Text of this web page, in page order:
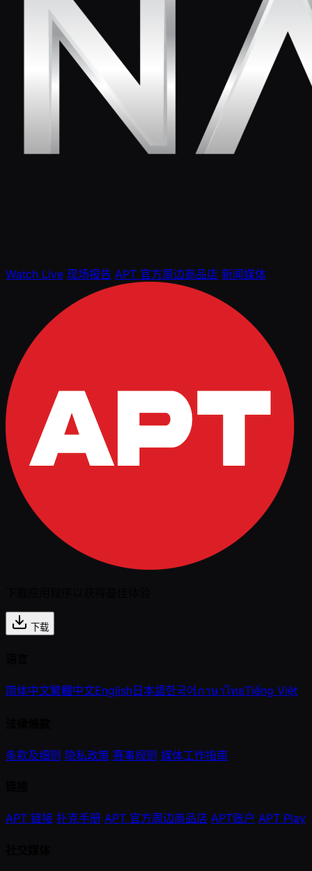
Watch Live 现场报告 APT 官方周边商品店 新闻媒体
下载
简体中文繁體中文English 日本語한국어ภาษาไทยTiếng Việt
条款及细则 隐私政策 赛事规则 媒体工作指南
APT 链接 扑克手册 APT 官方周边商品店 APT账户 APT Play